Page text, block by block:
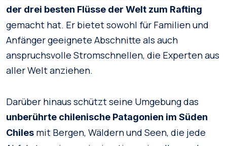
der drei besten Flüsse der Welt zum Rafting
gemacht hat. Er bietet sowohl für Familien und
Anfänger geeignete Abschnitte als auch
anspruchsvolle Stromschnellen, die Experten aus
aller Welt anziehen.
Darüber hinaus schützt seine Umgebung das
unberührte chilenische Patagonien im Süden
Chiles mit Bergen, Wäldern und Seen, die jede